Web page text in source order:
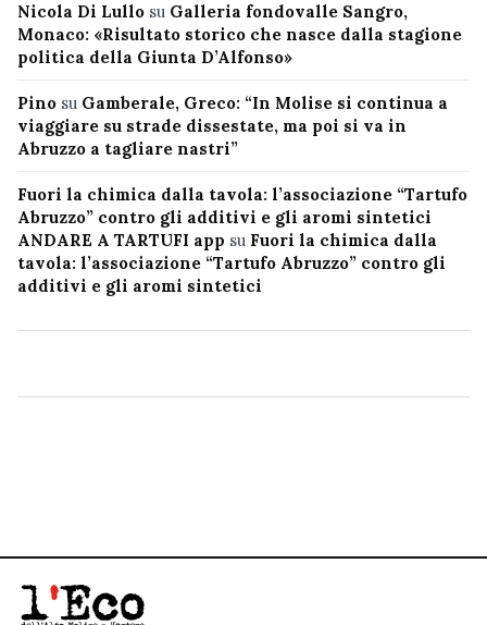
Nicola Di Lullo su Galleria fondovalle Sangro,
Monaco: «Risultato storico che nasce dalla stagione
politica della Giunta D’Alfonso»
Pino su Gamberale, Greco: “In Molise si continua a
viaggiare su strade dissestate, ma poi si va in
Abruzzo a tagliare nastri”
Fuori la chimica dalla tavola: l’associazione “Tartufo
Abruzzo” contro gli additivi e gli aromi sintetici
ANDARE A TARTUFI app su Fuori la chimica dalla
tavola: l’associazione “Tartufo Abruzzo” contro gli
additivi e gli aromi sintetici